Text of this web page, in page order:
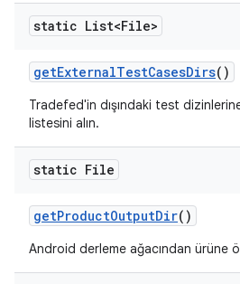
static List<File>
getExternalTestCasesDirs()
Tradefed'in dışındaki test
listesini alın.
static File
getProductOutputDir()
Android derleme ağacından ürüne